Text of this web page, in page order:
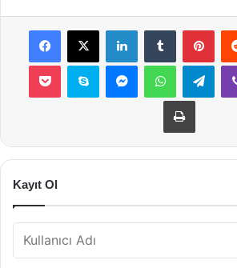
Facebook
X LinkedInTumblr
Pocket Skype MessengerWhatsApp
Yazdır
Kayıt Ol